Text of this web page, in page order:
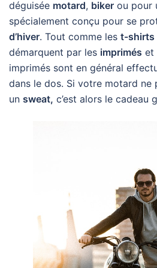
déguisée motard, biker ou pour
spécialement conçu pour se
d’hiver. Tout comme les t-shirts
démarquent par les imprimés et
imprimés sont en général
dans le dos. Si votre motard ne
un sweat, c’est alors le cadeau